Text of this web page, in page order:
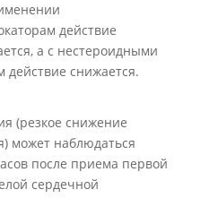
действие
а с нестероидными
действие снижается.
(резкое снижение
может наблюдаться
после приема первой
сердечной